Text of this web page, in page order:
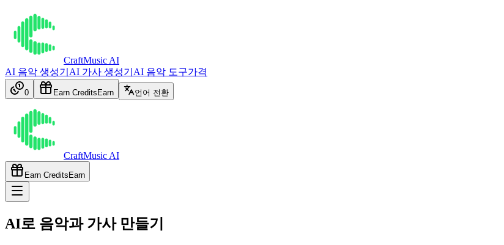
CraftMusic AI
AI 음악 생성기 AI 가사 생성기 AI 음악 도구가격
0 Earn Credits Earn 언어 전환
CraftMusic AI
Earn Credits Earn
AI로 음악과 가사 만들기